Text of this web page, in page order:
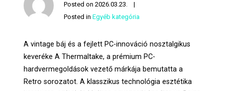
Posted on2026.03.23.
Posted inEgyéb kategória
A vintage báj és a fejlett PC-innováció nosztalgikus
keveréke A Thermaltake, a prémium PC-
hardvermegoldások vezető márkája bemutatta a
Retro sorozatot. A klasszikus technológia esztétika